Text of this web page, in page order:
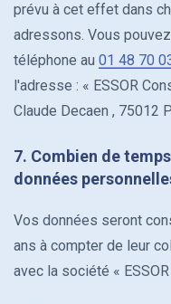
prévu à cet effet dans
adressons. Vous
téléphone au 01 48 70
l'adresse : « ESSOR
Claude Decaen , 75012
7. Combien de
données
Vos données seront
ans à compter de leur
avec la société «